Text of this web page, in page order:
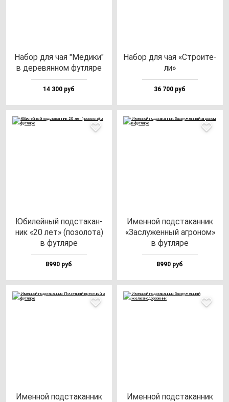
Набор для чая "Меди­ки"
в де­ре­вян­ном фут­ля­ре
14 300 руб
Набор для чая «Стро­ите­
ли»
36 700 руб
Юби­лей­ный под­ста­кан­
ник «20 лет» (по­зо­ло­та)
в фут­ля­ре
8990 руб
Имен­ной под­ста­кан­ник
«Зас­лу­жен­ный аг­ро­ном»
в фут­ля­ре
8990 руб
Имен­ной под­ста­кан­ник
Имен­ной под­ста­кан­ник